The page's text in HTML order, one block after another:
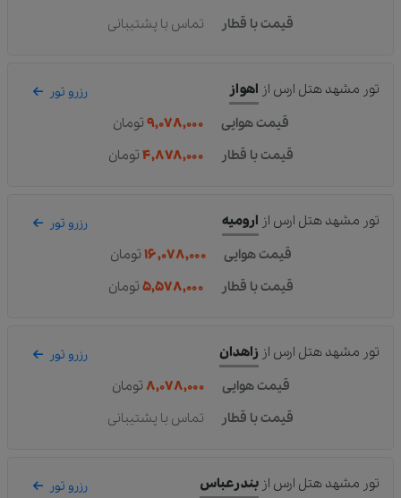
قیمت با قطار
تماس با پشتیبانی
تور مشهد هتل ارس از اهواز رزرو تور
قیمت هوایی ۹,۰۷۸,۰۰۰ تومان
قیمت با قطار
۴,۸۷۸,۰۰۰ تومان
تور مشهد هتل ارس از ارومیه رزرو تور
قیمت هوایی ۱۶,۰۷۸,۰۰۰ تومان
قیمت با قطار
۵,۵۷۸,۰۰۰ تومان
تور مشهد هتل ارس از زاهدان رزرو تور
قیمت هوایی ۸,۰۷۸,۰۰۰ تومان
قیمت با قطار
تماس با پشتیبانی
تور مشهد هتل ارس از بندرعباس رزرو تور